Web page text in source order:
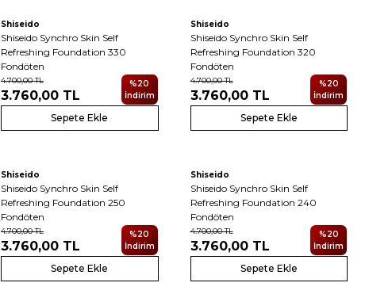
Shiseido
Shiseido Synchro Skin Self
Refreshing Foundation 330
Fondöten
4.700,00TL
3.760,00 TL
%20
İndirim
Sepete Ekle
Shiseido
Shiseido Synchro Skin Self
Refreshing Foundation 320
Fondöten
4.700,00TL
3.760,00TL
%20
İndirim
Sepete Ekle
Shiseido
Shiseido Synchro Skin Self
Refreshing Foundation 250
Fondöten
4.700,00TL
3.760,00 TL
%20
İndirim
Sepete Ekle
Shiseido
Shiseido Synchro Skin Self
Refreshing Foundation 240
Fondöten
4.700,00TL
3.760,00TL
%20
İndirim
Sepete Ekle